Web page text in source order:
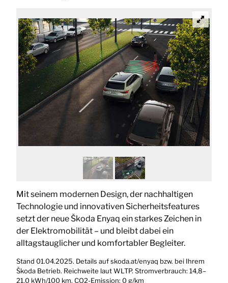
Mit seinem modernen Design, der nachhaltigen
Technologie und innovativen Sicherheitsfeatures
setzt der neue Škoda Enyaq ein starkes Zeichen in
der Elektromobilität – und bleibt dabei ein
alltagstauglicher und komfortabler Begleiter.
Stand 01.04.2025. Details auf skoda.at/enyaq bzw. bei Ihrem
Škoda Betrieb. Reichweite laut WLTP. Stromverbrauch: 14,8–
21,0 kWh/100 km. CO2-Emission: 0 g/km